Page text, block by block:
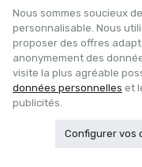
Nicolay Ventil | N°
|Conditions générales
Conditions d'utilisation du site
© Copyright 2026 -
E-net
commerçants, indépendants
Nous sommes soucieux
personnalisable. Nous
proposer des offres
anonymement des
visite la plus agréable
données personnelles et
publicités.
Configurer vos